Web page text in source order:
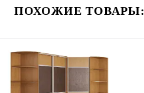
ПОХОЖИЕ ТОВАРЫ: